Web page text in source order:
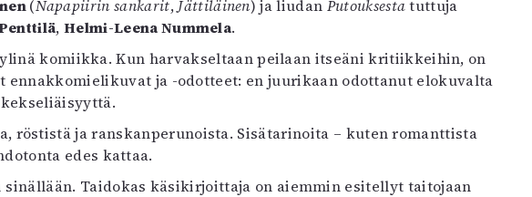
(Napapiirin sankarit, Jättiläinen) ja liudan Putouksestatuttuja
,Helmi-Leena Nummela.
komiikka. Kun harvakseltaan peilaan itseäni kritiikkeihin, on
ja -odotteet: en juurikaan odottanut elokuvalta
röstistä ja ranskanperunoista. Sisätarinoita – kuten romanttista
edes kattaa.
Taidokas käsikirjoittaja on aiemmin esitellyt taitojaan